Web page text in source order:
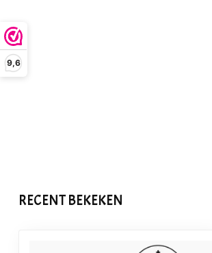
9,6
RECENT BEKEKEN